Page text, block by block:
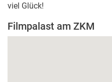
viel Glück!
Filmpalast am ZKM